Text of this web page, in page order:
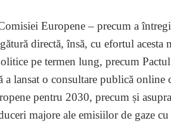
Europene – precum a
directă, însă, cu efortul acesta
pe termen lung, precum
a lansat o consultare publică online
pentru 2030, precum și
majore ale emisiilor de gaze cu